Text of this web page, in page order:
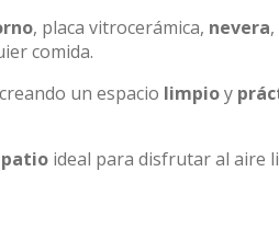
, placa vitrocerámica, nevera,
comida.
un espacio limpioy
patio ideal para disfrutar al aire